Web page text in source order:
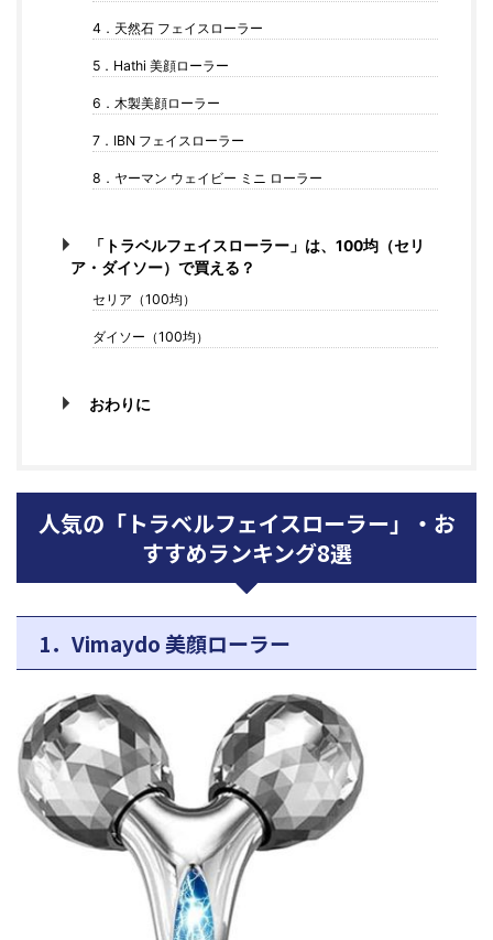
4．天然石 フェイスローラー
5．Hathi 美顔ローラー
6．木製美顔ローラー
7．IBN フェイスローラー
8．ヤーマン ウェイビー ミニ ローラー
「トラベルフェイスローラー」は、100均（セリ
ア・ダイソー）で買える？
セリア（100均）
ダイソー（100均）
おわりに
人気の「トラベルフェイスローラー」・お
すすめランキング8選
1．Vimaydo 美顔ローラー